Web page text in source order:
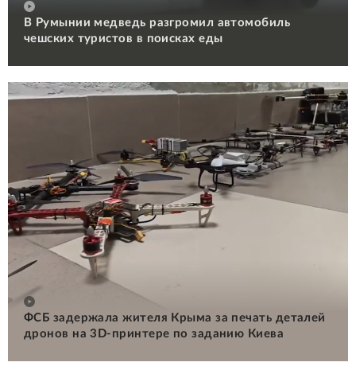
В Румынии медведь разгромил автомобиль
чешских туристов в поисках еды
ФСБ задержала жителя Крыма за печать деталей
дронов на 3D-принтере по заданию Киева